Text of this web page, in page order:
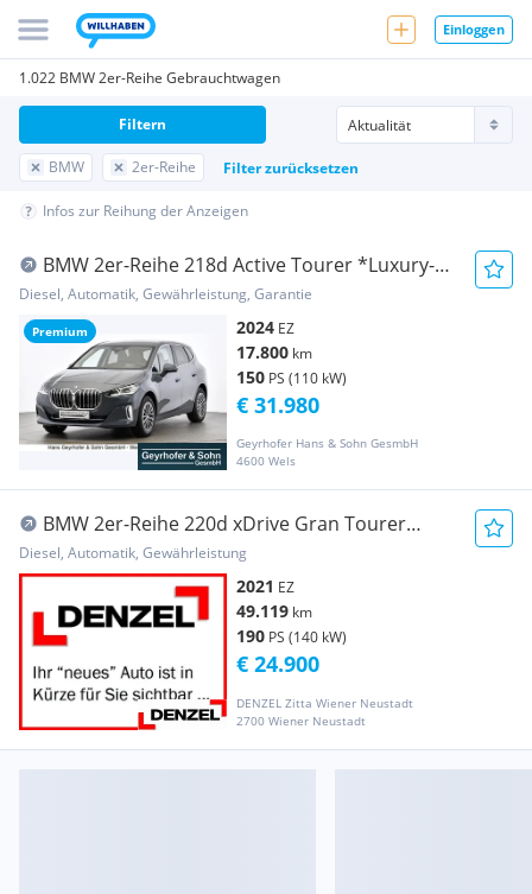
Einloggen
1.022 BMW 2er-Reihe Gebrauchtwagen
BMW 2er-Reihe Filter zurücksetzen
Filtern
Infos zur Reihung der Anzeigen
Premium
BMW 2er-Reihe 218d Active Tourer *Luxury-
Line/Head-Up/360°/Le...
Diesel, Automatik, Gewährleistung, Garantie
2024 EZ
17.800 km
150 PS (110 kW)
Geyrhofer Hans & Sohn GesmbH
4600 Wels
€ 31.980
BMW 2er-Reihe 220d xDrive Gran Tourer
Sport Line Aut.
Diesel, Automatik, Gewährleistung
2021 EZ
49.119 km
190 PS (140 kW)
DENZEL Zitta Wiener Neustadt
2700 Wiener Neustadt
€ 24.900